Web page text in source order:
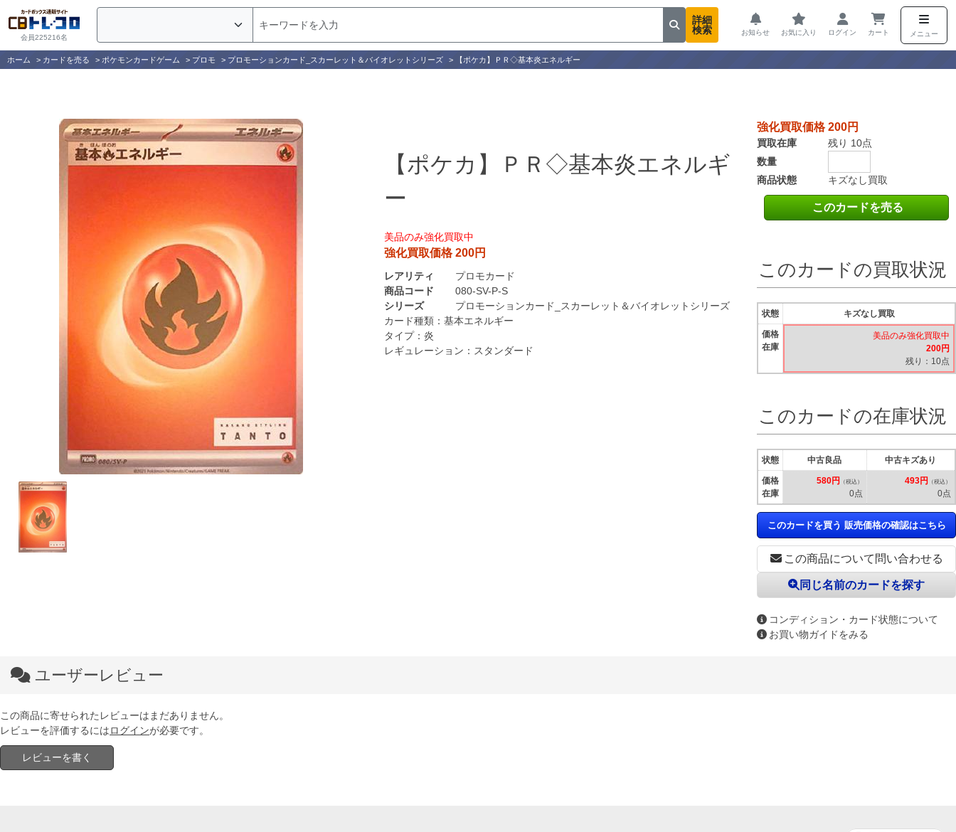
会員225216名
詳細
検索
お知らせ お気に入り ログイン カート メニュー
ホーム > カードを売る > ポケモンカードゲーム > プロモ > プロモーションカード_スカーレット＆バイオレットシリーズ > 【ポケカ】ＰＲ◇基本炎エネルギー
【ポケカ】ＰＲ◇基本炎エネルギ
ー
美品のみ強化買取中
強化買取価格 200円
レアリティ
プロモカード
商品コード
080-SV-P-S
シリーズ
プロモーションカード_スカーレット＆バイオレットシリーズ
カード種類： 基本エネルギー
タイプ： 炎
レギュレーション： スタンダード
強化買取価格 200円
商品状態 キズなし買取
買取在庫
残り 10点
数量
このカードを売る
この商品について問い合わせる
同じ名前のカードを探す
コンディション・カード状態について
お買い物ガイドをみる
このカードの買取状況
状態
価格
在庫
キズなし買取
美品のみ強化買取中
200円
残り：10点
このカードの在庫状況
状態
価格
在庫
中古良品
580円 （税込）
0点
中古キズあり
493円 （税込）
0点
このカードを買う 販売価格の確認はこちら
ユーザーレビュー
この商品に寄せられたレビューはまだありません。
レビューを評価するにはログインが必要です。
レビューを書く